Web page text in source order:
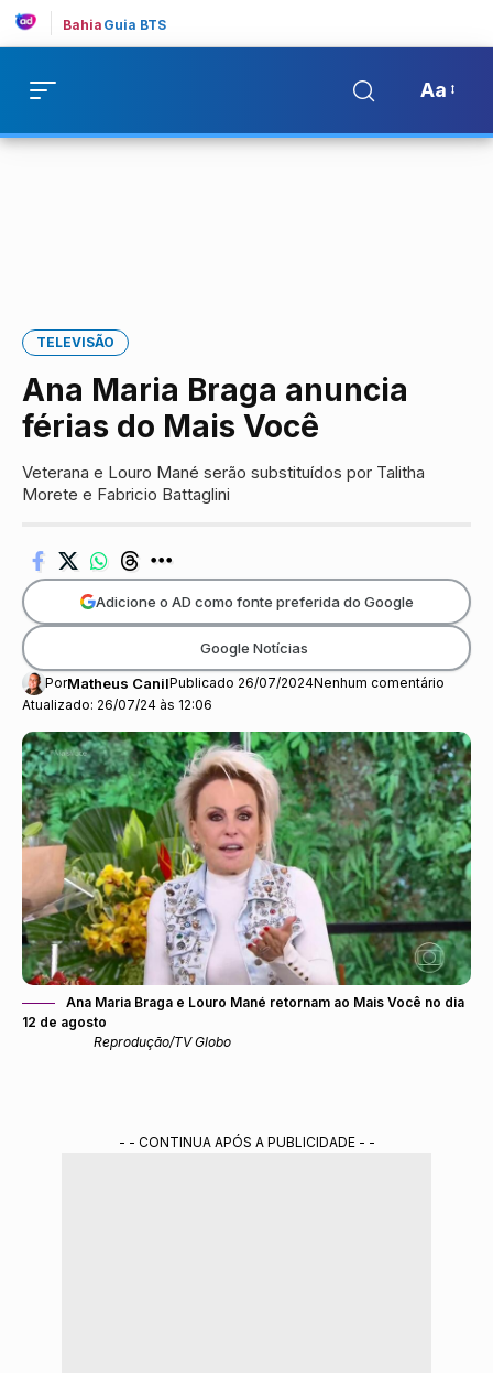
Bahia Guia BTS
Aa
TELEVISÃO
Ana Maria Braga anuncia
férias do Mais Você
Veterana e Louro Mané serão substituídos por Talitha
Morete e Fabricio Battaglini
Atualizado: 26/07/24 às 12:06
PorMatheus CanilPublicado 26/07/2024Nenhum comentário
Adicione o AD como fonte preferida do Google
Google Notícias
Ana Maria Braga e Louro Mané retornam ao Mais Você no dia
12 de agosto
Reprodução/TV Globo
- - CONTINUA APÓS A PUBLICIDADE - -